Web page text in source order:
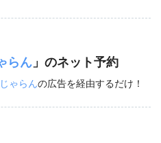
らん」のネット予約
ゃらんの広告を経由するだけ！